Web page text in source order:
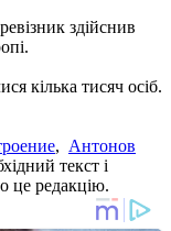
здійснив
кілька тисяч осіб.
, Антонов
текст і
це редакцію.